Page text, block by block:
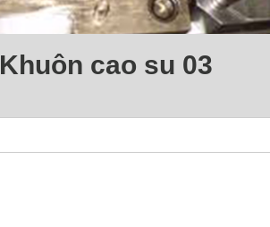
Khuôn cao su 03